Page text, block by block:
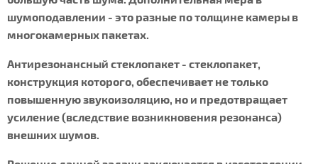
шумоподавлении - это разные по толщине камеры в
многокамерных пакетах.
Антирезонансный стеклопакет - стеклопакет,
конструкция которого, обеспечивает не только
повышенную звукоизоляцию, но и предотвращает
усиление (вследствие возникновения резонанса)
внешних шумов.